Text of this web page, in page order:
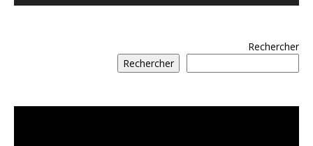
Rechercher
Rechercher